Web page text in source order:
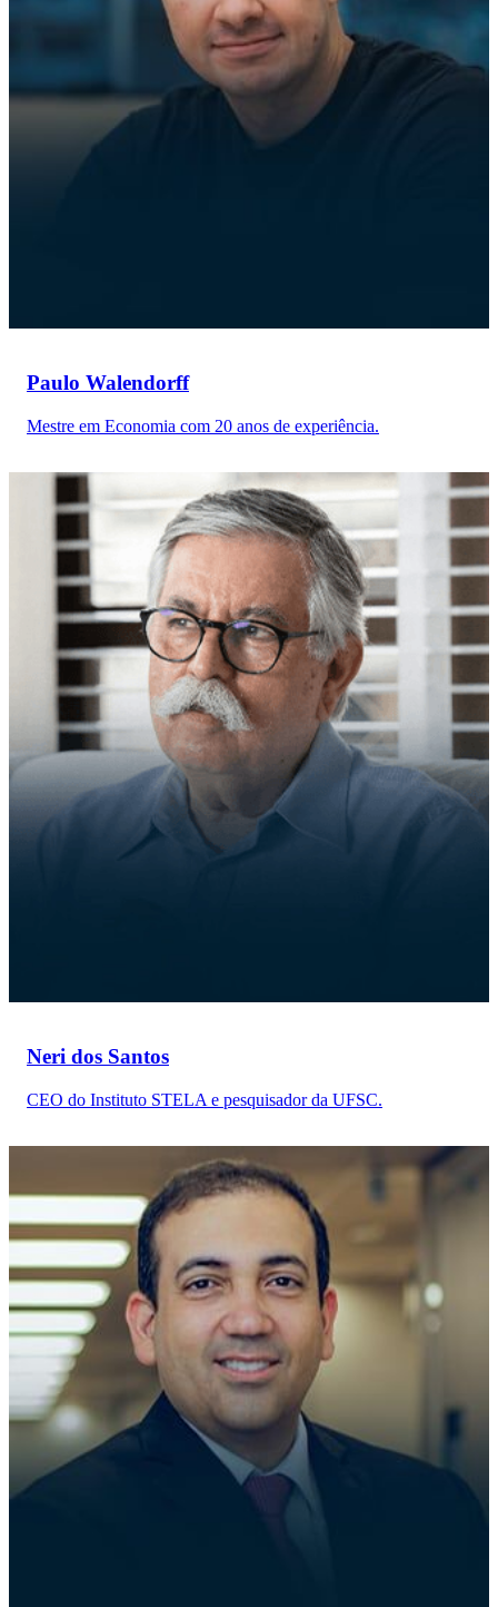
Paulo Walendorff
Mestre em Economia com 20 anos de experiência.
Neri dos Santos
CEO do Instituto STELA e pesquisador da UFSC.